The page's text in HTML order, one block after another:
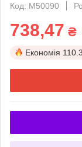
Код: М50090
738,47 ₴
Економія